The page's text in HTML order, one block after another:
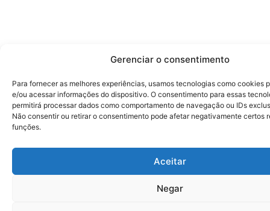
Gerenciar o consentimento
Para fornecer as melhores experiências, usamos tecnologias como cookies
e/ou acessar informações do dispositivo. O consentimento para essas
permitirá processar dados como comportamento de navegação ou IDs
Não consentir ou retirar o consentimento pode afetar negativamente certos
funções.
Aceitar
Negar